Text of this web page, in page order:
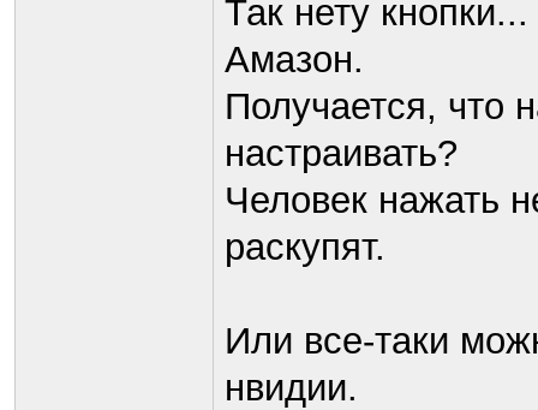
Так нету
Амазон.
Получается, что
настраивать?
Человек нажать
раскупят.
Или все-таки
нвидии.